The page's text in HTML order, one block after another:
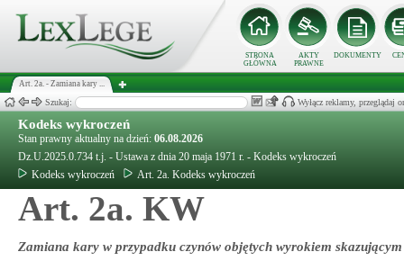
STRONA
GŁÓWNA
AKTY
PRAWNE
DOKUMENTY
Art. 2a. - Zamiana kary ...
Szukaj: Wyłącz reklamy, przeglądaj
Kodeks wykroczeń
Stan prawny aktualny na dzień: 06.08.2026
Dz.U.2025.0.734 t.j. - Ustawa z dnia 20 maja 1971 r. - Kodeks wykroczeń
Kodeks wykroczeń
Art. 2a. Kodeks wykroczeń
Art. 2a. KW
Zamiana kary w przypadku czynów objętych wyrokiem